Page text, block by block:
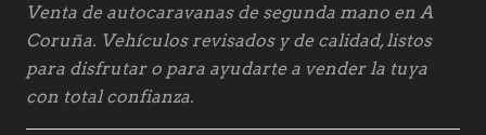
Venta de autocaravanas de segunda mano en A
Coruña. Vehículos revisados y de calidad, listos
para disfrutar o para ayudarte a vender la tuya
con total confianza.